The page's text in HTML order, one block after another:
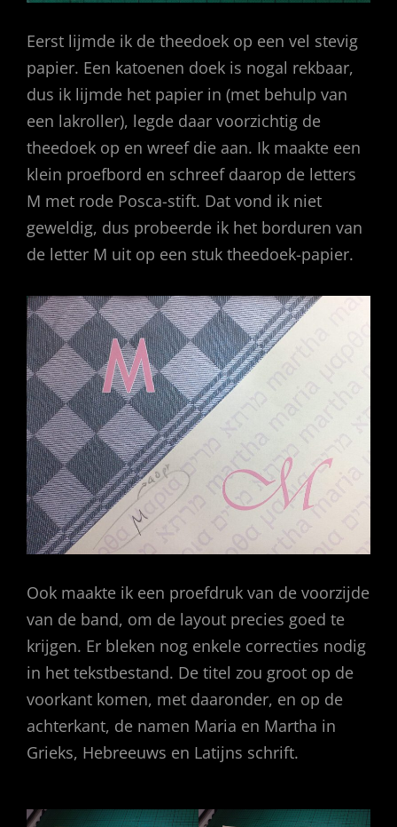
Eerst lijmde ik de theedoek op een vel stevig
papier. Een katoenen doek is nogal rekbaar,
dus ik lijmde het papier in (met behulp van
een lakroller), legde daar voorzichtig de
theedoek op en wreef die aan. Ik maakte een
klein proefbord en schreef daarop de letters
M met rode Posca-stift. Dat vond ik niet
geweldig, dus probeerde ik het borduren van
de letter M uit op een stuk theedoek-papier.
Ook maakte ik een proefdruk van de voorzijde
van de band, om de layout precies goed te
krijgen. Er bleken nog enkele correcties nodig
in het tekstbestand. De titel zou groot op de
voorkant komen, met daaronder, en op de
achterkant, de namen Maria en Martha in
Grieks, Hebreeuws en Latijns schrift.